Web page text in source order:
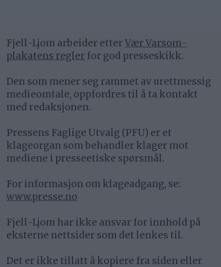
Fjell-Ljom arbeider etterVær Varsom-
plakatens regler for god presseskikk.
Den som mener seg rammet av urettmessig
medieomtale, oppfordres til å ta kontakt
med redaksjonen.
Pressens Faglige Utvalg (PFU) er et
klageorgan som behandler klager mot
mediene i presseetiske spørsmål.
For informasjon om klageadgang, se:
www.presse.no
Fjell-Ljom har ikke ansvar for innhold på
eksterne nettsider som det lenkes til.
Det er ikke tillatt å kopiere fra siden eller